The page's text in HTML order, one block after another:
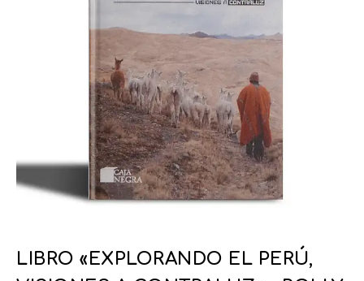
LIBRO «EXPLORANDO EL PERÚ,